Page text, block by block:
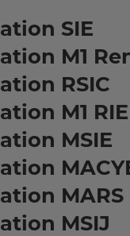
SIE
M1
RSIC
M1 RIE
MSIE
MARS
MSIJ